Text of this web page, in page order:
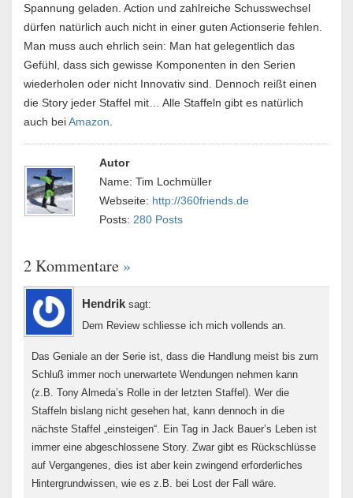
Spannung geladen. Action und zahlreiche Schusswechsel
dürfen natürlich auch nicht in einer guten Actionserie fehlen.
Man muss auch ehrlich sein: Man hat gelegentlich das
Gefühl, dass sich gewisse Komponenten in den Serien
wiederholen oder nicht Innovativ sind. Dennoch reißt einen
die Story jeder Staffel mit… Alle Staffeln gibt es natürlich
auch beiAmazon
Autor
Name: Tim Lochmüller
Webseite: http://360friends.de
Posts: 280 Posts
2 Kommentare »
Hendrik sagt:
Dem Review schliesse ich mich vollends an.
Das Geniale an der Serie ist, dass die Handlung meist bis zum
Schluß immer noch unerwartete Wendungen nehmen kann
(z.B. Tony Almeda’s Rolle in der letzten Staffel). Wer die
Staffeln bislang nicht gesehen hat, kann dennoch in die
nächste Staffel „einsteigen“. Ein Tag in Jack Bauer’s Leben ist
immer eine abgeschlossene Story. Zwar gibt es Rückschlüsse
auf Vergangenes, dies ist aber kein zwingend erforderliches
Hintergrundwissen, wie es z.B. bei Lost der Fall wäre.